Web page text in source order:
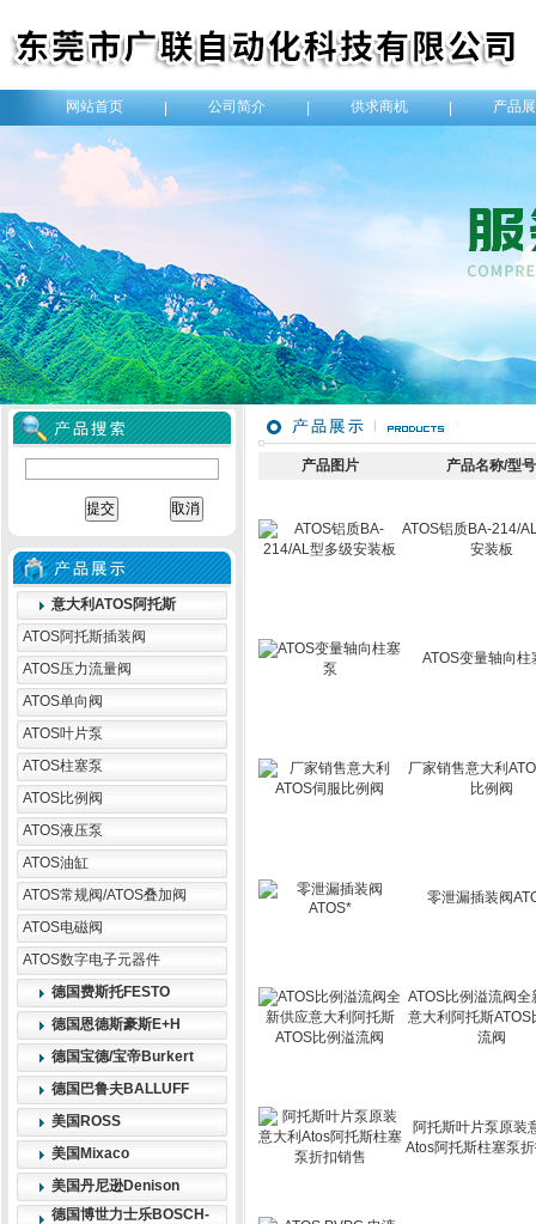
网站首页 公司简介 供求商机 产品
意大利ATOS阿托斯
ATOS阿托斯插装阀
ATOS压力流量阀
ATOS单向阀
ATOS叶片泵
ATOS柱塞泵
ATOS比例阀
ATOS液压泵
ATOS油缸
ATOS常规阀/ATOS叠加阀
ATOS电磁阀
ATOS数字电子元器件
德国费斯托FESTO
德国恩德斯豪斯E+H
德国宝德/宝帝Burkert
德国巴鲁夫BALLUFF
美国ROSS
美国Mixaco
美国丹尼逊Denison
德国博世力士乐BOSCH-
产品图片 产品名称/型号
ATOS铝质BA-214/
安装板
ATOS变量轴向柱
厂家销售意大利
比例阀
零泄漏插装阀
ATOS比例溢流阀全
意大利阿托斯ATOS
流阀
阿托斯叶片泵原装
Atos阿托斯柱塞泵